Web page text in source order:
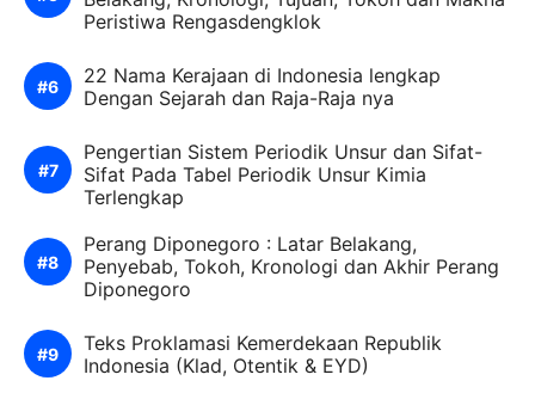
Peristiwa Rengasdengklok
22 Nama Kerajaan di Indonesia lengkap
Dengan Sejarah dan Raja-Raja nya
Pengertian Sistem Periodik Unsur dan Sifat-
Sifat Pada Tabel Periodik Unsur Kimia
Terlengkap
Perang Diponegoro : Latar Belakang,
Penyebab, Tokoh, Kronologi dan Akhir Perang
Diponegoro
Teks Proklamasi Kemerdekaan Republik
Indonesia (Klad, Otentik & EYD)